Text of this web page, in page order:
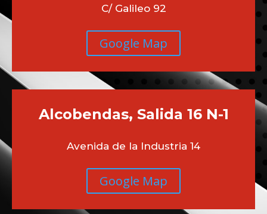
C/ Galileo 92
Google Map
Alcobendas, Salida 16 N-1
Avenida de la Industria 14
Google Map